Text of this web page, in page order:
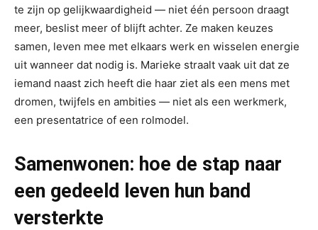
te zijn op gelijkwaardigheid — niet één persoon draagt
meer, beslist meer of blijft achter. Ze maken keuzes
samen, leven mee met elkaars werk en wisselen energie
uit wanneer dat nodig is. Marieke straalt vaak uit dat ze
iemand naast zich heeft die haar ziet als een mens met
dromen, twijfels en ambities — niet als een werkmerk,
een presentatrice of een rolmodel.
Samenwonen: hoe de stap naar
een gedeeld leven hun band
versterkte